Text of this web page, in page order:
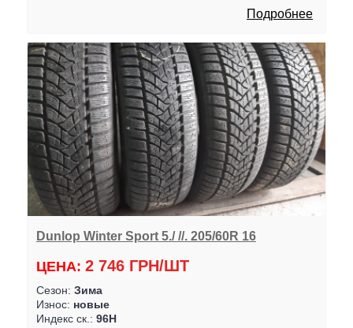
Подробнее
Dunlop Winter Sport 5./ //. 205/60R 16
ЦЕНА: 2 746 ГРН/ШТ
Сезон: Зима
Износ: новые
Индекс ск.: 96H